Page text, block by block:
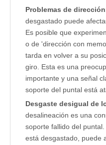
Problemas de
desgastado puede
Es posible que
o de 'dirección con
tarda en volver a su
giro. Esta es una
importante y una señal
soporte del puntal está
Desgaste desigual de
desalineación es una
soporte fallido del
está desgastado, puede